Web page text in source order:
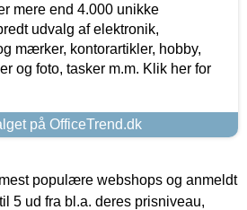
mere end 4.000 unikke
udvalg af elektronik,
mærker, kontorartikler, hobby,
og foto, tasker m.m. Klik her for
på OfficeTrend.dk
populære webshops og anmeldt
5 ud fra bl.a. deres prisniveau,